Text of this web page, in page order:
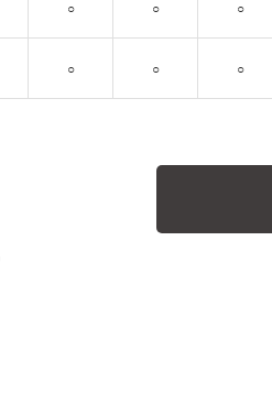
○ ○ ○
○ ○ ○